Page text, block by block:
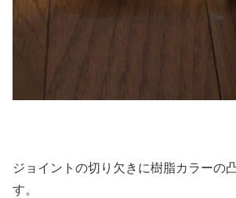
ジョイントの切り欠きに樹脂カラーの
す。